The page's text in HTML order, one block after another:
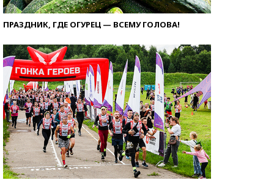
ПРАЗДНИК, ГДЕ ОГУРЕЦ — ВСЕМУ ГОЛОВА!